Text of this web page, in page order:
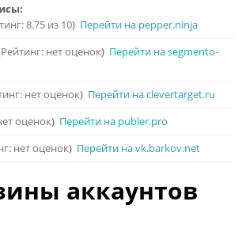
8.75 из 10) Перейти на pepper.ninja
Рейтинг: нет оценок) Перейти на segmento-
нет оценок) Перейти на clevertarget.ru
оценок) Перейти на publer.pro
нет оценок) Перейти на vk.barkov.net
аккаунтов